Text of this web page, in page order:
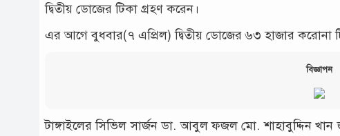
দ্বিতীয় ডোজের টিকা গ্রহণ করেন।
এর আগে বুধবার(৭ এপ্রিল) দ্বিতীয় ডোজের ৬৩ হাজার করোনা
বিজ্ঞাপন
টাঙ্গাইলের সিভিল সার্জন ডা. আবুল ফজল মো. শাহাবুদ্দিন